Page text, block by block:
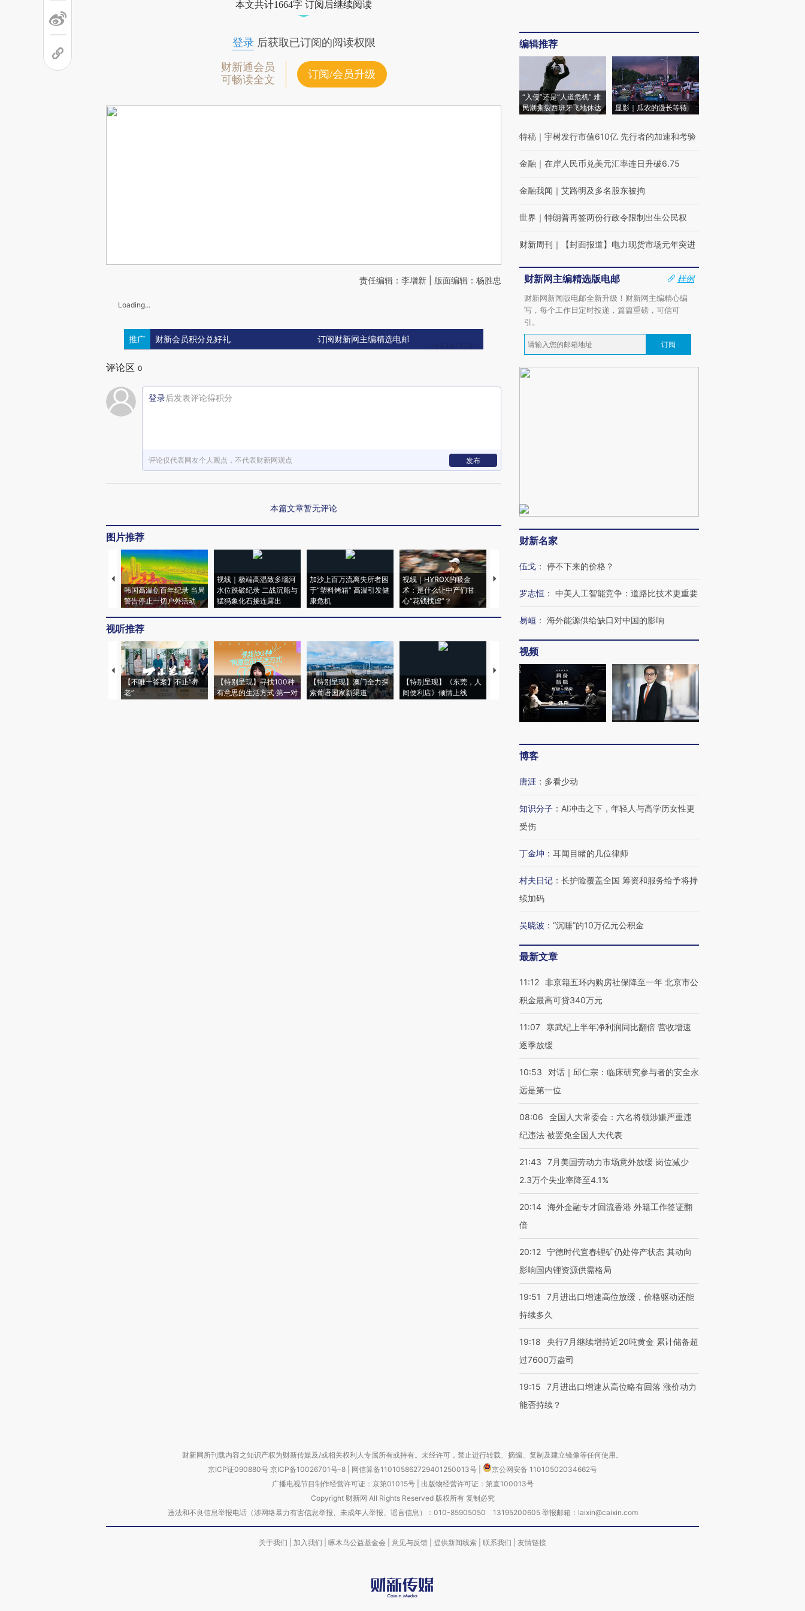
本文共计1664字 订阅后继续阅读
登录后获取已订阅的阅读权限
财新通会员
可畅读全文
订阅/会员升级
责任编辑：李增新 | 版面编辑：杨胜忠
Loading...
推广 财新会员积分兑好礼 订阅财新网主编精选电邮
评论区 0
登录后发表评论得积分
评论仅代表网友个人观点，不代表财新网观点 发布
本篇文章暂无评论
图片推荐
韩国高温创百年纪录 当局
警告停止一切户外活动
视线｜极端高温致多瑙河
水位跌破纪录 二战沉船与
猛犸象化石接连露出
加沙上百万流离失所者困
于“塑料烤箱” 高温引发健
康危机
视线｜HYROX的吸金
术：是什么让中产们甘
心“花钱找虐”？
马航飞行员跨国走私7万
粒摇头丸 尿检体内含3种
视线｜被称为“蟑螂”的印
度Z世代 用街头抗争将教
视线｜“入侵”还是“人道危
机”？难民潮撕裂西班牙
视听推荐
【不唯一答案】不止“养
老”
【特别呈现】寻找100种
有意思的生活方式·第一对
【特别呈现】澳门全力探
索葡语国家新渠道
【特别呈现】《东莞，人
间便利店》倾情上线
【推广】走进第四届链博
会，让数智科技“链”接产
【特别呈现】寻找100种
有意思的生活方式·第三对
【商旅对话】华住集团
CFO：不靠规模取胜，华
编辑推荐
“入侵”还是“人道危机” 难
民潮撕裂西班牙飞地休达
显影｜瓜农的漫长等待
特稿 ｜ 宇树发行市值610亿 先行者的加速和考验
金融 ｜ 在岸人民币兑美元汇率连日升破6.75
金融我闻 ｜ 艾路明及多名股东被拘
世界 ｜ 特朗普再签两份行政令限制出生公民权
财新周刊 ｜ 【封面报道】电力现货市场元年突进
财新网主编精选版电邮
样例
财新网新闻版电邮全新升级！财新网主编精心编
写，每个工作日定时投递，篇篇重磅，可信可
引。
订阅
财新名家
伍戈 ： 停不下来的价格？
罗志恒 ： 中美人工智能竞争：道路比技术更重要
易峘 ： 海外能源供给缺口对中国的影响
视频
博客
唐涯 ： 多看少动
知识分子 ： AI冲击之下，年轻人与高学历女性更
受伤
丁金坤 ： 耳闻目睹的几位律师
村夫日记 ： 长护险覆盖全国 筹资和服务给予将持
续加码
吴晓波 ： “沉睡”的10万亿元公积金
最新文章
11:12 非京籍五环内购房社保降至一年 北京市公
积金最高可贷340万元
11:07
寒武纪上半年净利润同比翻倍 营收增速
逐季放缓
10:53
对话｜邱仁宗：临床研究参与者的安全永
远是第一位
08:06
全国人大常委会：六名将领涉嫌严重违
纪违法 被罢免全国人大代表
21:43
7月美国劳动力市场意外放缓 岗位减少
2.3万个失业率降至4.1%
20:14 海外金融专才回流香港 外籍工作签证翻
倍
20:12 宁德时代宜春锂矿仍处停产状态 其动向
影响国内锂资源供需格局
19:51
7月进出口增速高位放缓，价格驱动还能
持续多久
19:18
央行7月继续增持近20吨黄金 累计储备超
过7600万盎司
19:15
7月进出口增速从高位略有回落 涨价动力
能否持续？
财新网所刊载内容之知识产权为财新传媒及/或相关权利人专属所有或持有。未经许可，禁止进行转载、摘编、复制及建立镜像等任何使用。
京ICP证090880号 京ICP备10026701号-8 网信算备110105862729401250013号
京公网安备 11010502034662号
广播电视节目制作经营许可证：京第01015号| 出版物经营许可证：第直100013号
Copyright 财新网 All Rights Reserved 版权所有 复制必究
违法和不良信息举报电话（涉网络暴力有害信息举报、未成年人举报、谣言信息）：010-85905050 13195200605 举报邮箱：laixin@caixin.com
关于我们 加入我们 啄木鸟公益基金会 意见与反馈 提供新闻线索 联系我们 友情链接